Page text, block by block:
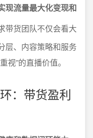
现流量最大化变现和
带货团队不仅会看大
层、内容策略和服务
视”的直播价值。
：带货盈利